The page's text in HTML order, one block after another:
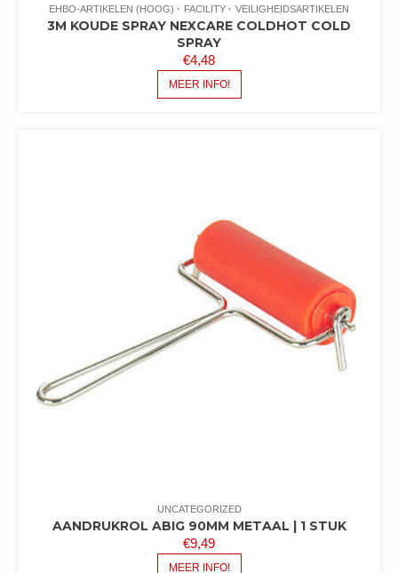
EHBO-ARTIKELEN (HOOG) FACILITY VEILIGHEIDSARTIKELEN
3M KOUDE SPRAY NEXCARE COLDHOT COLD
SPRAY
€4,48
MEER INFO!
UNCATEGORIZED
AANDRUKROL ABIG 90MM METAAL | 1 STUK
€9,49
MEER INFO!